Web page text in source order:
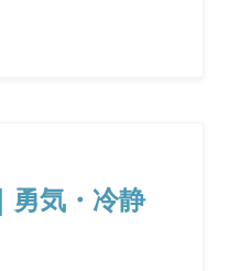
勇気・冷静